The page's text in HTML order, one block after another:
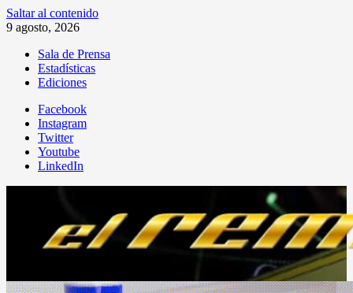
Saltar al contenido
9 agosto, 2026
Sala de Prensa
Estadísticas
Ediciones
Facebook
Instagram
Twitter
Youtube
LinkedIn